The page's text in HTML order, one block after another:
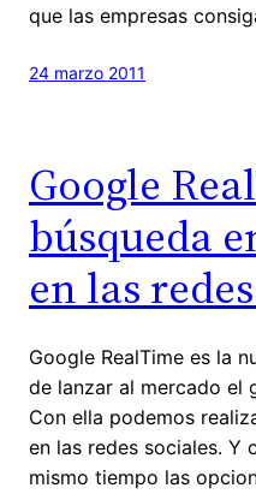
que las empresas
24 marzo 2011
Google
búsqueda
en las
Google RealTime es la
de lanzar al mercado el
Con ella podemos
en las redes sociales. Y
mismo tiempo las